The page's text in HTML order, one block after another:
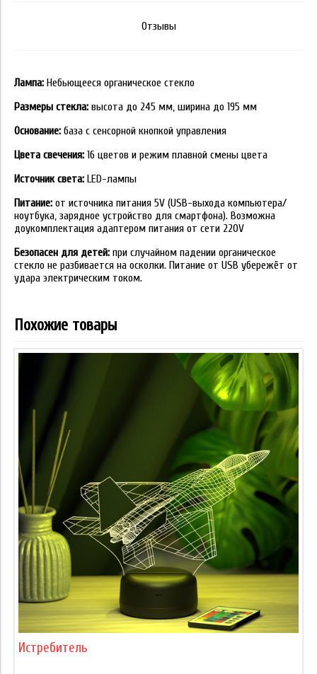
Отзывы
Лампа: Небьющееся органическое стекло
Размеры стекла: высота до 245 мм, ширина до 195 мм
Основание: база с сенсорной кнопкой управления
Цвета свечения: 16 цветов и режим плавной смены цвета
Источник света: LED-лампы
Питание: от источника питания 5V (USB-выхода компьютера/
ноутбука, зарядное устройство для смартфона). Возможна
доукомплектация адаптером питания от сети 220V
Безопасен для детей: при случайном падении органическое
стекло не разбивается на осколки. Питание от USB убережёт от
удара электрическим током.
Похожие товары
Истребитель